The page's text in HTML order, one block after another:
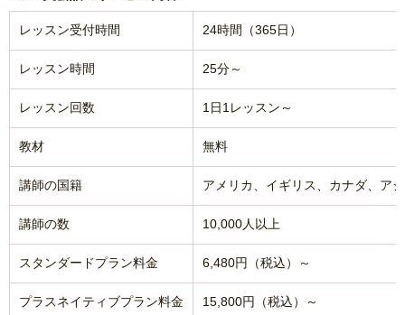
レッスン受付時間 24時間（365日）
レッスン時間 25分～
レッスン回数 1日1レッスン～
教材 無料
講師の国籍 アメリカ、イギリス、カナダ、ア
講師の数 10,000人以上
スタンダードプラン料金 6,480円（税込）～
プラスネイティブプラン料金 15,800円（税込）～